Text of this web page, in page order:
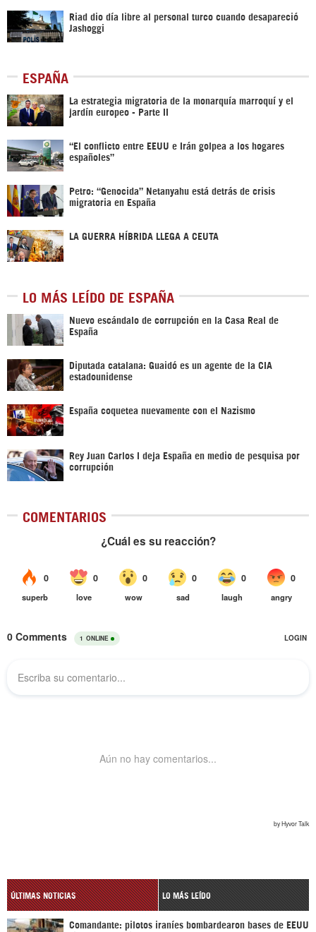
Riad dio día libre al personal turco cuando desapareció
Jashoggi
ESPAÑA
La estrategia migratoria de la monarquía marroquí y el
jardín europeo - Parte II
“El conflicto entre EEUU e Irán golpea a los hogares
españoles”
Petro: “Genocida” Netanyahu está detrás de crisis
migratoria en España
LA GUERRA HÍBRIDA LLEGA A CEUTA
LO MÁS LEÍDO DE ESPAÑA
Nuevo escándalo de corrupción en la Casa Real de
España
Diputada catalana: Guaidó es un agente de la CIA
estadounidense
España coquetea nuevamente con el Nazismo
Rey Juan Carlos I deja España en medio de pesquisa por
corrupción
COMENTARIOS
ÚLTIMAS NOTICIAS LO MÁS LEÍDO
Comandante: pilotos iraníes bombardearon bases de EEUU